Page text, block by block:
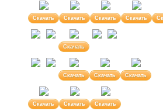
Скачать Скачать Скачать Скачать
Скачать
Скачать Скачать Скачать
Скачать Скачать Скачать